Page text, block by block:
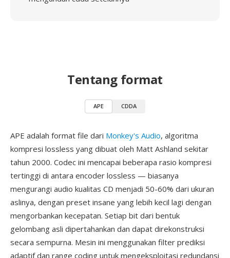
Tentang format
APE CDDA
APE adalah format file dari Monkey's Audio, algoritma
kompresi lossless yang dibuat oleh Matt Ashland sekitar
tahun 2000. Codec ini mencapai beberapa rasio kompresi
tertinggi di antara encoder lossless — biasanya
mengurangi audio kualitas CD menjadi 50-60% dari ukuran
aslinya, dengan preset insane yang lebih kecil lagi dengan
mengorbankan kecepatan. Setiap bit dari bentuk
gelombang asli dipertahankan dan dapat direkonstruksi
secara sempurna. Mesin ini menggunakan filter prediksi
adaptif dan range coding untuk mengeksploitasi redundansi